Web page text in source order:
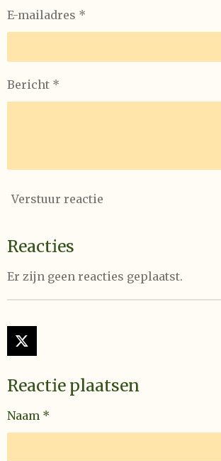
E-mailadres *
Bericht *
Verstuur reactie
Reacties
Er zijn geen reacties geplaatst.
X
Reactie plaatsen
Naam *